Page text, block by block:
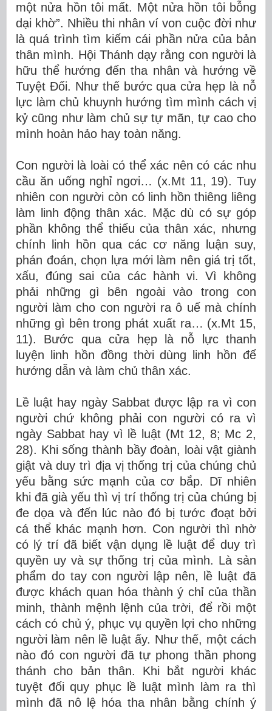
một nửa hồn tôi mất. Một nửa hồn tôi bỗng
dại khờ”. Nhiều thi nhân ví von cuộc đời như
là quá trình tìm kiếm cái phần nửa của bản
thân mình. Hội Thánh dạy rằng con người là
hữu thể hướng đến tha nhân và hướng về
Tuyệt Đối. Như thế bước qua cửa hẹp là nỗ
lực làm chủ khuynh hướng tìm mình cách vị
kỷ cũng như làm chủ sự tự mãn, tự cao cho
mình hoàn hảo hay toàn năng.
Con người là loài có thể xác nên có các nhu
cầu ăn uống nghỉ ngơi… (x.Mt 11, 19). Tuy
nhiên con người còn có linh hồn thiêng liêng
làm linh động thân xác. Mặc dù có sự góp
phần không thể thiếu của thân xác, nhưng
chính linh hồn qua các cơ năng luận suy,
phán đoán, chọn lựa mới làm nên giá trị tốt,
xấu, đúng sai của các hành vi. Vì không
phải những gì bên ngoài vào trong con
người làm cho con người ra ô uế mà chính
những gì bên trong phát xuất ra… (x.Mt 15,
11). Bước qua cửa hẹp là nỗ lực thanh
luyện linh hồn đồng thời dùng linh hồn để
hướng dẫn và làm chủ thân xác.
Lề luật hay ngày Sabbat được lập ra vì con
người chứ không phải con người có ra vì
ngày Sabbat hay vì lề luật (Mt 12, 8; Mc 2,
28). Khi sống thành bầy đoàn, loài vật giành
giật và duy trì địa vị thống trị của chúng chủ
yếu bằng sức mạnh của cơ bắp. Dĩ nhiên
khi đã già yếu thì vị trí thống trị của chúng bị
đe dọa và đến lúc nào đó bị tước đoạt bởi
cá thể khác mạnh hơn. Con người thì nhờ
có lý trí đã biết vận dụng lề luật để duy trì
quyền uy và sự thống trị của mình. Là sản
phẩm do tay con người lập nên, lề luật đã
được khách quan hóa thành ý chỉ của thần
minh, thành mệnh lệnh của trời, để rồi một
cách có chủ ý, phục vụ quyền lợi cho những
người làm nên lề luật ấy. Như thế, một cách
nào đó con người đã tự phong thần phong
thánh cho bản thân. Khi bắt người khác
tuyệt đối quy phục lề luật mình làm ra thì
mình đã nô lệ hóa tha nhân bằng chính ý